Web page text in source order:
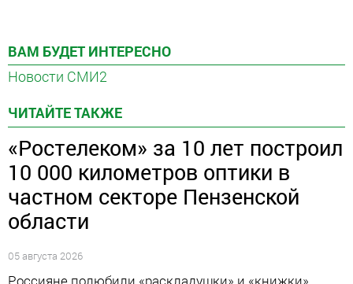
ВАМ БУДЕТ ИНТЕРЕСНО
Новости СМИ2
ЧИТАЙТЕ ТАКЖЕ
«Ростелеком» за 10 лет построил
10 000 километров оптики в
частном секторе Пензенской
области
05 августа 2026